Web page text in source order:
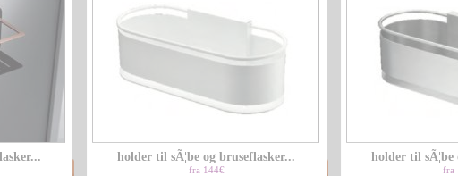
holder til sÃ¦be og bruseflasker...
fra 144€
holder til sÃ¦be
fra